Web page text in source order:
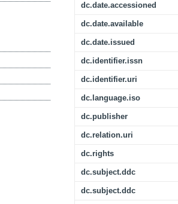
dc.date.accessioned
dc.date.available
dc.date.issued
dc.identifier.issn
dc.identifier.uri
dc.language.iso
dc.publisher
dc.relation.uri
dc.rights
dc.subject.ddc
dc.subject.ddc